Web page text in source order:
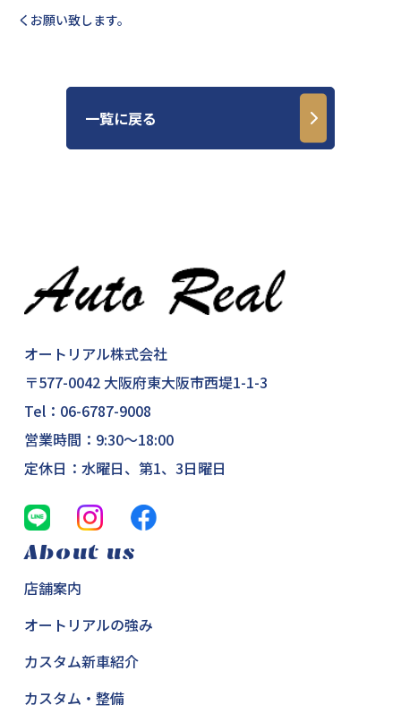
くお願い致します。
一覧に戻る
オートリアル株式会社
〒577-0042 大阪府東大阪市西堤1-1-3
Tel： 06-6787-9008
営業時間：9:30～18:00
定休日：水曜日、第1、3日曜日
About us
店舗案内
オートリアルの強み
カスタム新車紹介
カスタム・整備